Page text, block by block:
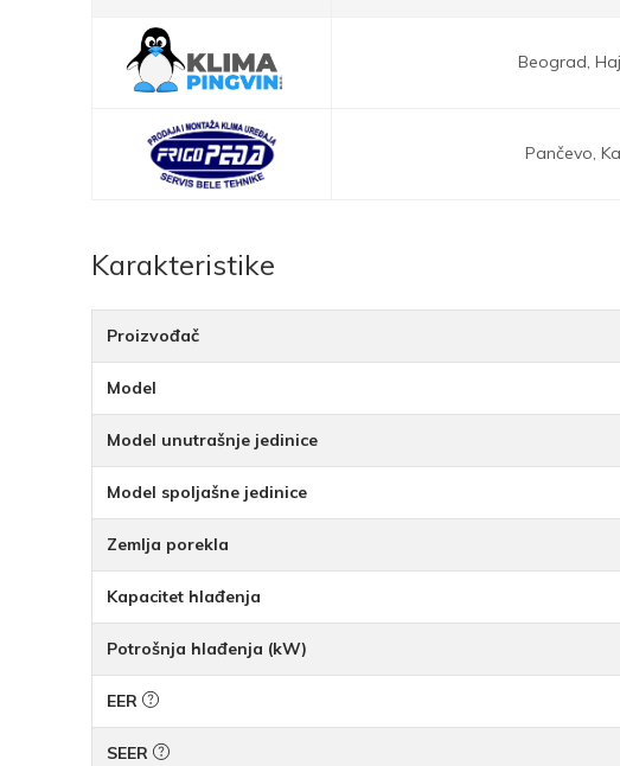
Beograd,
Pančevo,
Karakteristike
Proizvođač
Model
Model unutrašnje jedinice
Model spoljašne jedinice
Zemlja porekla
Kapacitet hlađenja
Potrošnja hlađenja (kW)
EER
SEER